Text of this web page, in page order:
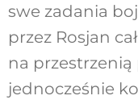
swe zadania
przez Rosjan
na
jednocześnie